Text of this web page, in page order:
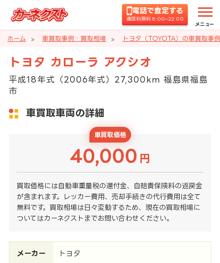
電話で査定する
通話料無料 8:00~22:00
メニュー
ホーム 車買取事例・買取相場 トヨタ（TOYOTA）の車買取事
トヨタ カローラ アクシオ
平成18年式（2006年式）27,300km 福島県福島
市
車買取車両の詳細
車買取価格
40,000 円
買取価格には自動車重量税の還付金、自賠責保険料の返戻金
が含まれます。レッカー費用、売却手続きの代行費用は全て
無料です。買取相場は日々変動するため、現在の買取相場に
ついてはカーネクストまでお問い合わせください。
メーカー トヨタ